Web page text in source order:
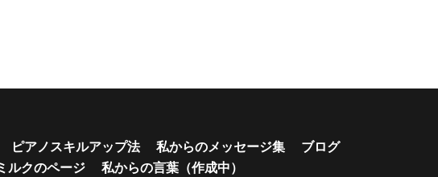
ピアノスキルアップ法 私からのメッセージ集
ブログ
ルクのページ 私からの言葉（作成中）